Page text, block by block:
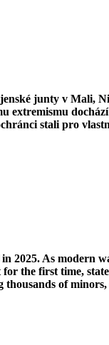
junty v Mali,
stali pro
2025. As modern
the first time,
of